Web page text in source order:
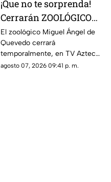
¡Que no te sorprenda!
Cerrarán ZOOLÓGICO
en Veracruz; ¿será
definitivo?
El zoológico Miguel Ángel de
Quevedo cerrará
temporalmente, en TV Azteca
Veracruz te contamos los
agosto 07, 2026 09:41 p. m.